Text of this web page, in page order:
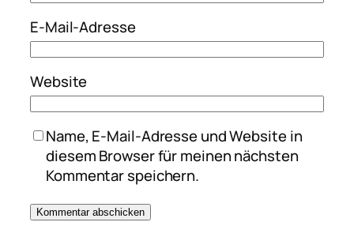
E-Mail-Adresse
Website
Name, E-Mail-Adresse und Website in
diesem Browser für meinen nächsten
Kommentar speichern.